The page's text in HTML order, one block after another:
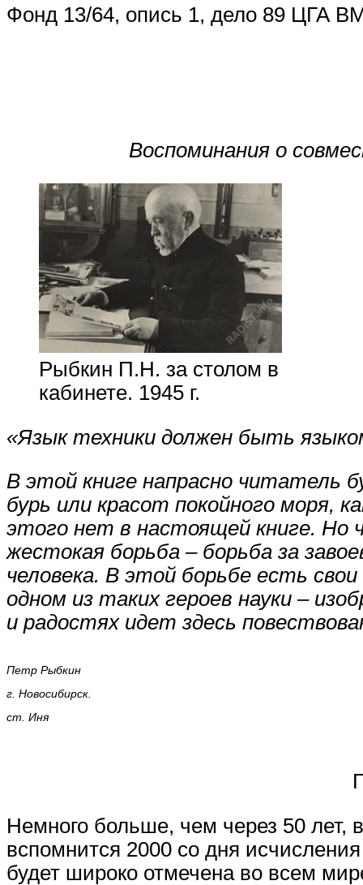
Фонд 13/64, опись 1, дело 89 ЦГА
Воспоминания о
Рыбкин П.Н. за столом в
кабинете. 1945 г.
«Язык техники должен быть
В этой книге напрасно читатель
бурь или красот покойного моря,
этого нет в настоящей книге. Но
жестокая борьба – борьба за
человека. В этой борьбе есть
одном из таких героев науки –
и радостях идет здесь
Петр Рыбкин
г. Новосибирск.
ст. Иня
Немного больше, чем через 50 лет,
вспомнится 2000 со дня
будет широко отмечена во всем